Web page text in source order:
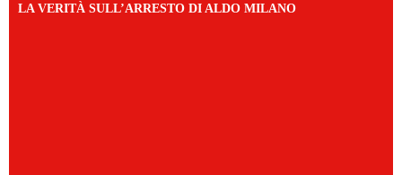
LA VERITÀ SULL’ARRESTO DI ALDO MILANO